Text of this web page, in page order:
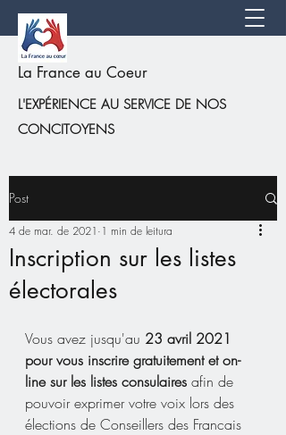
La France au Coeur
L'EXPÉRIENCE AU SERVICE DE NOS
CONCITOYENS
Post
Inscription sur les listes
électorales
4 de mar. de 2021 1 min de leitura
Vous avez jusqu'au 23 avril 2021
pour vous inscrire gratuitement et on-
line sur les listes consulaires afin de
pouvoir exprimer votre voix lors des
élections de Conseillers des Francais